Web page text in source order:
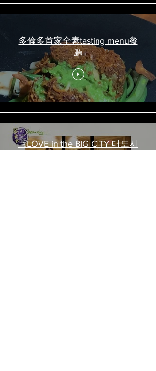
多倫多首家全素tasting menu餐
廳
《LOVE in the BIG CITY 대도시